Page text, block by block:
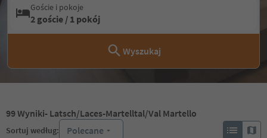
Goście i pokoje
2 goście / 1 pokój
Wyszukaj
99Wyniki- Latsch/Laces-Martelltal/Val Martello
Sortuj według: Polecane